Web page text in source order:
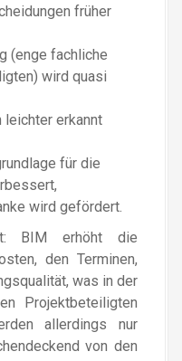
früher
(enge fachliche
wird quasi
leichter erkannt
für die
wird gefördert.
BIM erhöht die
den Terminen,
was in der
Projektbeteiligten
allerdings nur
von den